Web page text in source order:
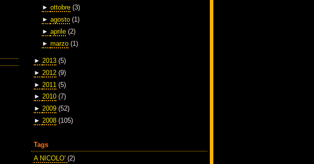
► ottobre (3)
► agosto (1)
► aprile (2)
► marzo (1)
► 2013 (5)
► 2012 (9)
► 2011 (5)
► 2010 (7)
► 2009 (52)
► 2008 (105)
Tags
A NICOLO' (2)